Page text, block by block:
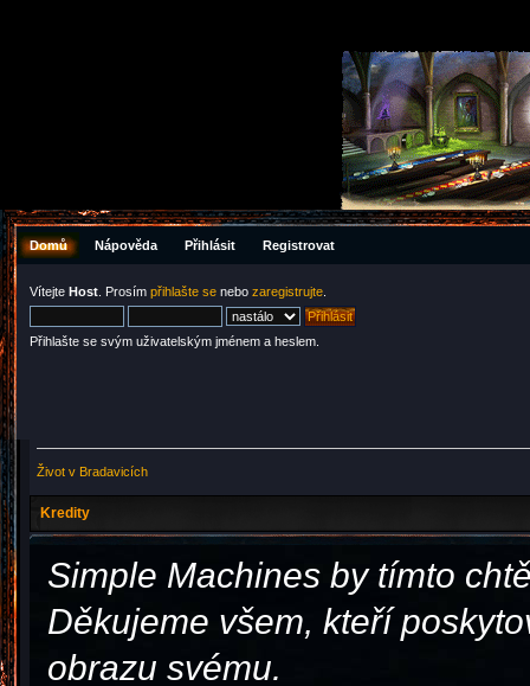
Domů Nápověda Přihlásit Registrovat
Vítejte Host . Prosím přihlašte se nebo zaregistrujte
Přihlašte se svým uživatelským jménem a heslem.
Život v Bradavicích
Kredity
Simple Machines by tímto
Děkujeme všem, kteří
obrazu svému.